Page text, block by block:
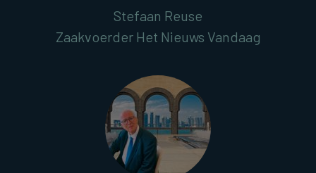
Stefaan Reuse
Zaakvoerder Het Nieuws Vandaag